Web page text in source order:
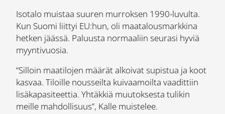
Isotalo muistaa suuren murroksen 1990-luvulta.
Kun Suomi liittyi EU:hun, oli maatalousmarkkina
hetken jäässä. Paluusta normaaliin seurasi hyviä
myyntivuosia.
“Silloin maatilojen määrät alkoivat supistua ja koot
kasvaa. Tiloille nousseilta kuivaamoilta vaadittiin
lisäkapasiteettia. Yhtäkkiä muutoksesta tulikin
meille mahdollisuus”, Kalle muistelee.